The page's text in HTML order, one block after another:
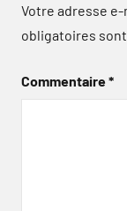
Votre adresse e-
obligatoires
Commentaire*